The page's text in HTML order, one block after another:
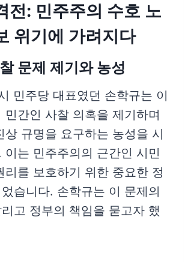
전: 민주주의 수호 노
위기에 가려지다
문제 제기와 농성
민주당 대표였던 손학규는 이
민간인 사찰 의혹을 제기하며
상 규명을 요구하는 농성을 시
이는 민주주의의 근간인 시민
리를 보호하기 위한 중요한 정
습니다. 손학규는 이 문제의
고 정부의 책임을 묻고자 했